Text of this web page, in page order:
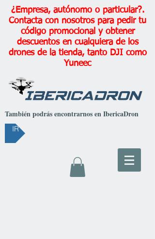
¿Empresa, autónomo o particular?.
Contacta con nosotros para pedir tu
código promocional y obtener
descuentos en cualquiera de los
drones de la tienda, tanto DJI como
Yuneec
También podrás encontrarnos en IbericaDron
IR